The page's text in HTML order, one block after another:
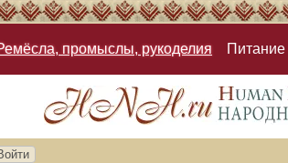
промыслы, рукоделия Питание